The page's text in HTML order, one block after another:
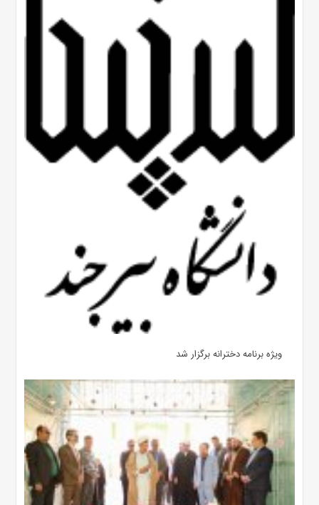
ویژه برنامه دخترانه برگزار شد